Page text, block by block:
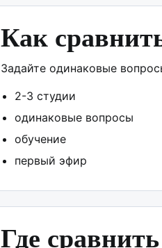
Как
Задайте одинаковые
2-3 студии
одинаковые вопросы
обучение
первый эфир
Где